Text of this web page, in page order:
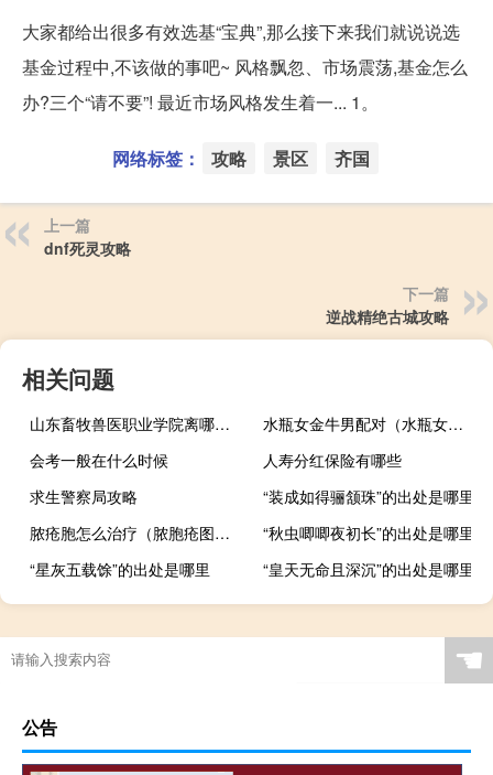
大家都给出很多有效选基“宝典”,那么接下来我们就说说选
基金过程中,不该做的事吧~ 风格飘忽、市场震荡,基金怎么
办?三个“请不要”! 最近市场风格发生着一... 1。
网络标签： 攻略 景区 齐国
上一篇
dnf死灵攻略
下一篇
逆战精绝古城攻略
相关问题
山东畜牧兽医职业学院离哪个站近 山东省畜牧兽医学校
水瓶女金牛男配对（水瓶女金牛男）
会考一般在什么时候
人寿分红保险有哪些
求生警察局攻略
“装成如得骊颔珠”的出处是哪里
脓疮胞怎么治疗（脓胞疮图片）
“秋虫唧唧夜初长”的出处是哪里
“星灰五载馀”的出处是哪里
“皇天无命且深沉”的出处是哪里
☚
公告